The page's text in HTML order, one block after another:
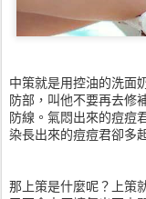
中策就是用控油的洗面
防部，叫他不要再去修
防線。氣悶出來的痘痘
染長出來的痘痘君卻多
那上策是什麼呢？上策